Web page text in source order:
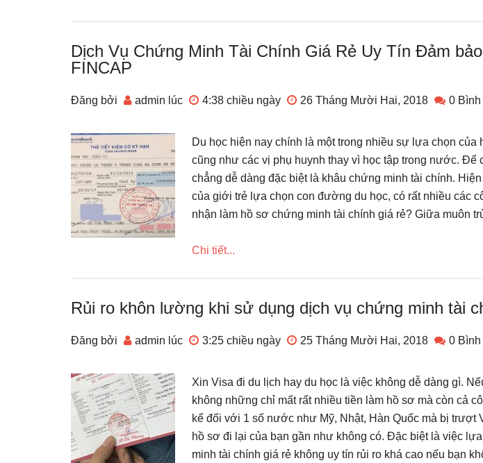
Dịch Vụ Chứng Minh Tài Chính Giá Rẻ Uy Tín Đảm
FINCAP
Đăng bởi admin lúc 4:38 chiều ngày 26 Tháng Mười Hai, 2018 0 Bình
Du học hiện nay chính là một trong nhiều sự lựa chọn của
cũng như các vị phụ huynh thay vì học tập trong nước. Để
chẳng dễ dàng đặc biệt là khâu chứng minh tài chính.
của giới trẻ lựa chọn con đường du học, có rất nhiều các
nhận làm hồ sơ chứng minh tài chính giá rẻ? Giữa muôn
Chi tiết...
Rủi ro khôn lường khi sử dụng dịch vụ chứng minh tài
Đăng bởi admin lúc 3:25 chiều ngày 25 Tháng Mười Hai, 2018 0 Bình
Xin Visa đi du lịch hay du học là việc không dễ dàng gì.
không những chỉ mất rất nhiều tiền làm hồ sơ mà còn cả
kể đối với 1 số nước như Mỹ, Nhật, Hàn Quốc mà bị trượt
hồ sơ đi lại của bạn gần như không có. Đặc biệt là việc
minh tài chính giá rẻ không uy tín rủi ro khá cao nếu bạn